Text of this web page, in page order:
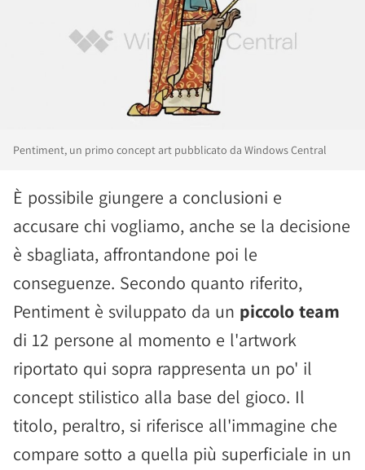
Pentiment, un primo concept art pubblicato da Windows Central
È possibile giungere a conclusioni e
accusare chi vogliamo, anche se la decisione
è sbagliata, affrontandone poi le
conseguenze. Secondo quanto riferito,
Pentiment è sviluppato da un piccolo team
di 12 persone al momento e l'artwork
riportato qui sopra rappresenta un po' il
concept stilistico alla base del gioco. Il
titolo, peraltro, si riferisce all'immagine che
compare sotto a quella più superficiale in un